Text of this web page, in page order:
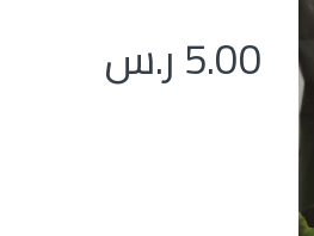
5.00ر.س